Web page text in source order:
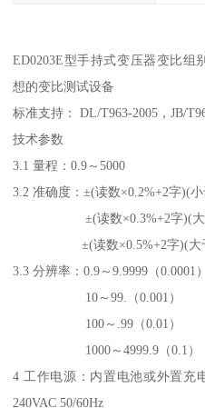
ED0203E型手持式变压器变比组
想的变比测试设备
标准支持： DL/T963-2005，JB/
技术参数
3.1 量程：0.9～5000
3.2 准确度：±(读数×0.2%+2字)(
±(读数×0.3%+2字)(大于
±(读数×0.5%+2字)(大于
3.3 分辨率：0.9～9.9999（0.0001）
10～99.（0.001）
100～.99（0.01）
1000～4999.9（0.1）
4 工作电源：内置电池或外置充
240VAC 50/60Hz